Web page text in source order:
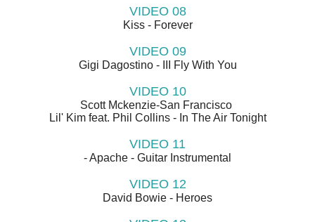
VIDEO 08
Kiss - Forever
VIDEO 09
Gigi Dagostino - III Fly With You
VIDEO 10
Scott Mckenzie-San Francisco
Lil' Kim feat. Phil Collins - In The Air Tonight
VIDEO 11
- Apache - Guitar Instrumental
VIDEO 12
David Bowie - Heroes